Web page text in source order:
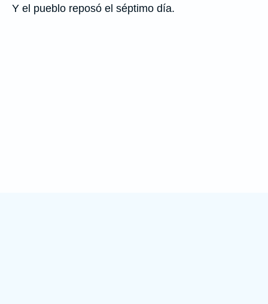
Y el pueblo reposó el séptimo día.